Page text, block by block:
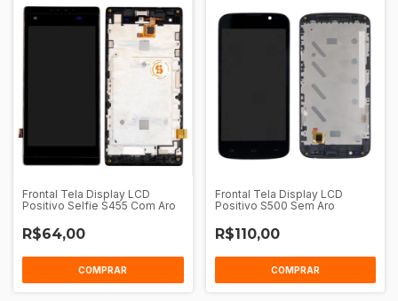
Frontal Tela Display LCD
Positivo Selfie S455 Com Aro
R$64,00
COMPRAR
Frontal Tela Display LCD
Positivo S500 Sem Aro
R$110,00
COMPRAR